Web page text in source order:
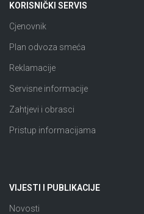
KORISNIČKI SERVIS
Cjenovnik
Plan odvoza smeća
Reklamacije
Servisne informacije
Zahtjevi i obrasci
Pristup informacijama
VIJESTI I PUBLIKACIJE
Novosti